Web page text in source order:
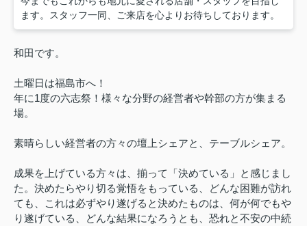
ます。スタッフ一同、ご来店を心よりお待ちしております。
和田です。
土曜日は福島市へ！
年に1度の六志祭！様々な分野の経営者や幹部の方が集まる
場。
素晴らしい経営者の方々の壇上シェアと、テーブルシェア。
成果を上げている方々は、揃って「決めている」と感じまし
た。決めたらやり切る覚悟をもっている、どんな困難が訪れ
ても、これは必ずやり遂げると決めたものは、何が何でもや
り遂げている、どんな結果になろうとも、恐れと不安の中続